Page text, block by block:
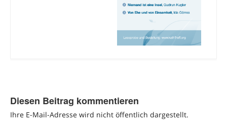
Diesen Beitrag kommentieren
Ihre E-Mail-Adresse wird nicht öffentlich dargestellt.